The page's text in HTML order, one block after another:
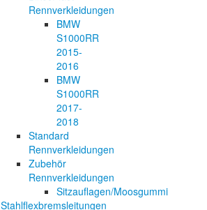
Rennverkleidungen
BMW
S1000RR
2015-
2016
BMW
S1000RR
2017-
2018
Standard
Rennverkleidungen
Zubehör
Rennverkleidungen
Sitzauflagen/Moosgummi
Stahlflexbremsleitungen